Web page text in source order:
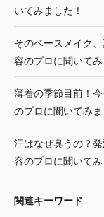
いてみました！
そのベースメイク
容のプロに聞いてみ
薄着の季節目前！
のプロに聞いてみま
汗はなぜ臭うの？
容のプロに聞いてみ
関連キーワード